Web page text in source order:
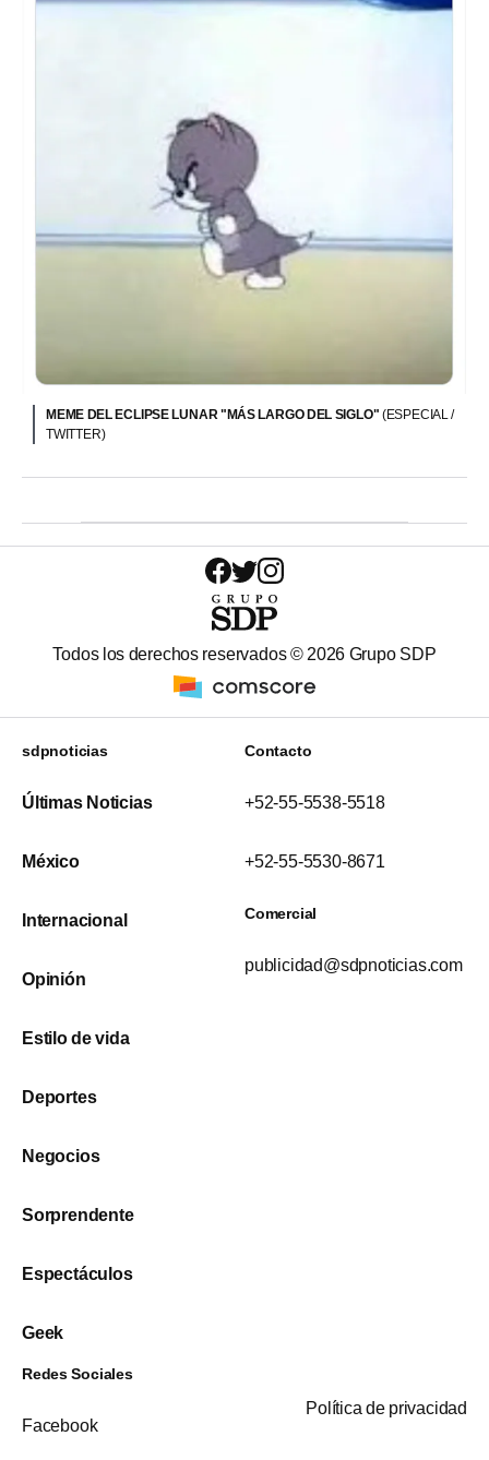
MEME DEL ECLIPSE LUNAR "MÁS LARGO DEL SIGLO" (ESPECIAL /
TWITTER)
Todos los derechos reservados © 2026 Grupo SDP
sdpnoticias
Últimas Noticias
México
Internacional
Opinión
Estilo de vida
Deportes
Negocios
Sorprendente
Espectáculos
Geek
Contacto
+52-55-5538-5518
+52-55-5530-8671
Comercial
publicidad@sdpnoticias.com
Redes Sociales
Facebook
Política de privacidad